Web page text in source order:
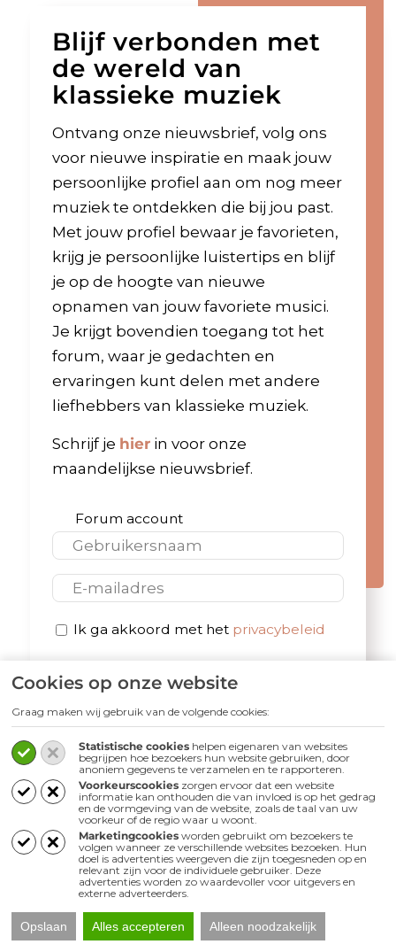
Cookies op onze website
Graag maken wij gebruik van de volgende cookies:
Statistische cookies helpen eigenaren van websites
begrijpen hoe bezoekers hun website gebruiken, door
anoniem gegevens te verzamelen en te rapporteren.
Voorkeurscookies zorgen ervoor dat een website
informatie kan onthouden die van invloed is op het gedrag
en de vormgeving van de website, zoals de taal van uw
voorkeur of de regio waar u woont.
Marketingcookies worden gebruikt om bezoekers te
volgen wanneer ze verschillende websites bezoeken. Hun
doel is advertenties weergeven die zijn toegesneden op en
relevant zijn voor de individuele gebruiker. Deze
advertenties worden zo waardevoller voor uitgevers en
externe adverteerders.
Opslaan Alles accepteren Alleen noodzakelijk
Blijf verbonden met
de wereld van
klassieke muziek
Ontvang onze nieuwsbrief, volg ons
voor nieuwe inspiratie en maak jouw
persoonlijke profiel aan om nog meer
muziek te ontdekken die bij jou past.
Met jouw profiel bewaar je favorieten,
krijg je persoonlijke luistertips en blijf
je op de hoogte van nieuwe
opnamen van jouw favoriete musici.
Je krijgt bovendien toegang tot het
forum, waar je gedachten en
ervaringen kunt delen met andere
liefhebbers van klassieke muziek.
Schrijf je hierin voor onze
maandelijkse nieuwsbrief.
Forum account
E-mail
Privacybeleid
Ik ga akkoord met het privacybeleid
Volg ons